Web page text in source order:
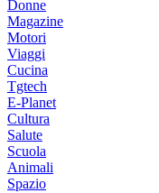
Donne
Magazine
Motori
Viaggi
Cucina
Tgtech
E-Planet
Cultura
Salute
Scuola
Animali
Spazio